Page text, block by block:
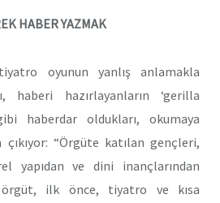
HABER YAZMAK
oyunun yanlış anlamakla
haberi hazırlayanların ‘gerilla
haberdar oldukları, okumaya
“Örgüte katılan gençleri,
yapıdan ve dini inançlarından
örgüt, ilk önce, tiyatro ve kısa